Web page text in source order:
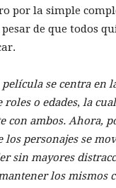
por la simple
de que todos
se centra en
roles o edades, la
con ambos. Ahora,
los personajes se
sin mayores
los mismos